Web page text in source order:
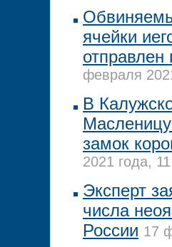
ячейки
февраля
В
замок
2021 года,
Эксперт
числа
России 17